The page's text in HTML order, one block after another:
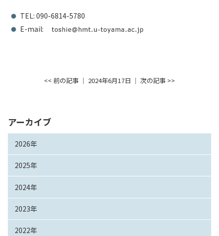
アーカイブ
2026年
2025年
2024年
2023年
2022年
TEL: 090-6814-5780
E-mail:
<< 前の記事 │ 2024年6月17日 │ 次の記事 >>